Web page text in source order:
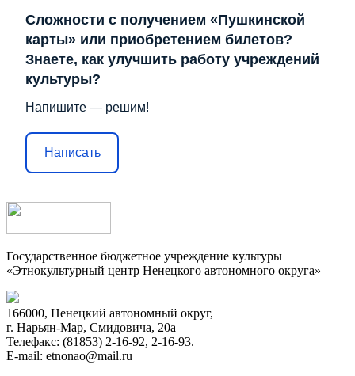
Сложности с получением «Пушкинской
карты» или приобретением билетов?
Знаете, как улучшить работу учреждений
культуры?
Напишите — решим!
Написать
Государственное бюджетное учреждение культуры
«Этнокультурный центр Ненецкого автономного округа»
166000, Ненецкий автономный округ,
г. Нарьян-Мар, Смидовича, 20а
Телефакс: (81853) 2-16-92, 2-16-93.
E-mail: etnonao@mail.ru